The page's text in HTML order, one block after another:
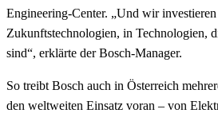
Engineering-Center. „Und wir
Zukunftstechnologien, in Technologien,
sind“, erklärte der Bosch-Manager.
So treibt Bosch auch in Österreich
den weltweiten Einsatz voran – von